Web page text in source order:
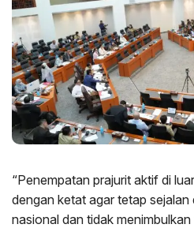
“Penempatan prajurit aktif di
dengan ketat agar tetap
nasional dan tidak